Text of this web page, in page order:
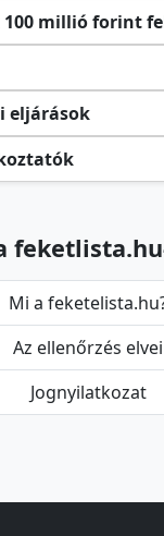
100 millió forint
eljárások
Mi a
Az ellenőrzés elvei
Jognyilatkozat